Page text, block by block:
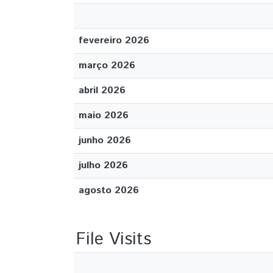
fevereiro 2026
março 2026
abril 2026
maio 2026
junho 2026
julho 2026
agosto 2026
File Visits